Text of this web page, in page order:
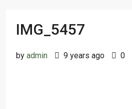
IMG_5457
by admin 9 years ago 0